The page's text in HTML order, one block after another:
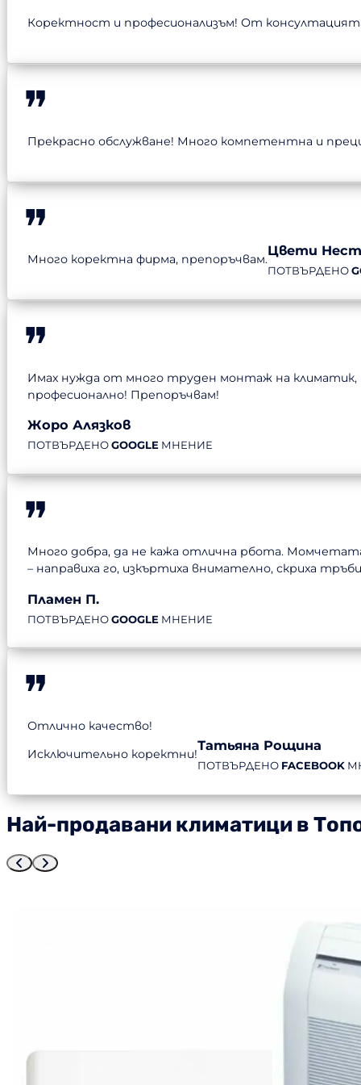
Коректност и професионализъм! От
Прекрасно обслужване! Много компетентна и
Много коректна фирма, препоръчвам.
Цвети
ПОТВЪРДЕНО
Имах нужда от много труден монтаж на климатик,
професионално! Препоръчвам!
Жоро Алязков
ПОТВЪРДЕНОGOOGLEМНЕНИЕ
Много добра, да не кажа отлична рбота.
– направиха го, изкъртиха внимателно, скриха
Пламен П.
ПОТВЪРДЕНОGOOGLEМНЕНИЕ
Отлично качество!
Исключительно коректни!
Татьяна Рощина
ПОТВЪРДЕНО FACEBOOK
Най-продавани климатици в